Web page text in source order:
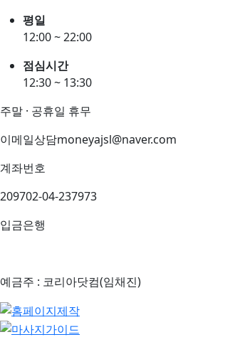
평일
12:00 ~ 22:00
점심시간
12:30 ~ 13:30
주말 · 공휴일 휴무
이메일상담moneyajsl@naver.com
계좌번호
209702-04-237973
입금은행
예금주 : 코리아닷컴(임채진)